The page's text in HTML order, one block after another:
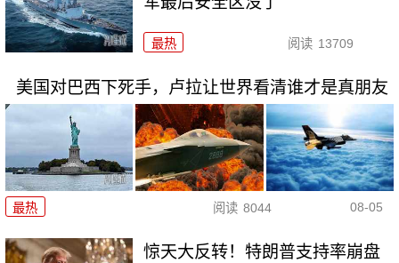
最热 阅读 13709
美国对巴西下死手，卢拉让世界看清谁才是真朋友
最热 阅读 8044 08-05
惊天大反转！特朗普支持率崩盘